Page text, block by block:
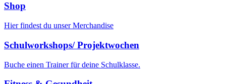
Shop
Hier findest du unser Merchandise
Schulworkshops/ Projektwochen
Buche einen Trainer für deine Schulklasse.